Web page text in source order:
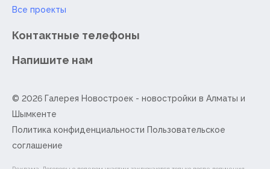
Все проекты
Контактные телефоны
Напишите нам
© 2026 Галерея Новостроек - новостройки в Алматы и
Шымкенте
Политика конфиденциальности Пользовательское
соглашение